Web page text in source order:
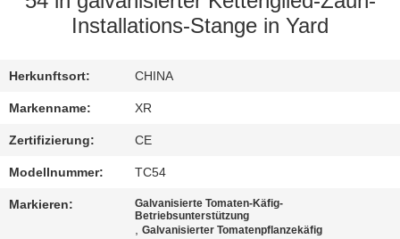
QUALITÄTSKONTROLLE
TRETEN
SIE
MIT
UNS
IN
VERBINDUNG
Installations-Stange in Yard
Herkunftsort: CHINA
Markenname: XR
Zertifizierung: CE
Modellnummer: TC54
Markieren:
Galvanisierte Tomaten-Käfig-
Betriebsunterstützung
,Galvanisierter Tomatenpflanzekäfig